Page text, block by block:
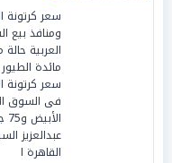
سعر كرتونة
ومنافذ بيع
العربية
مائدة
عبدالعزيز
القاهرة ا